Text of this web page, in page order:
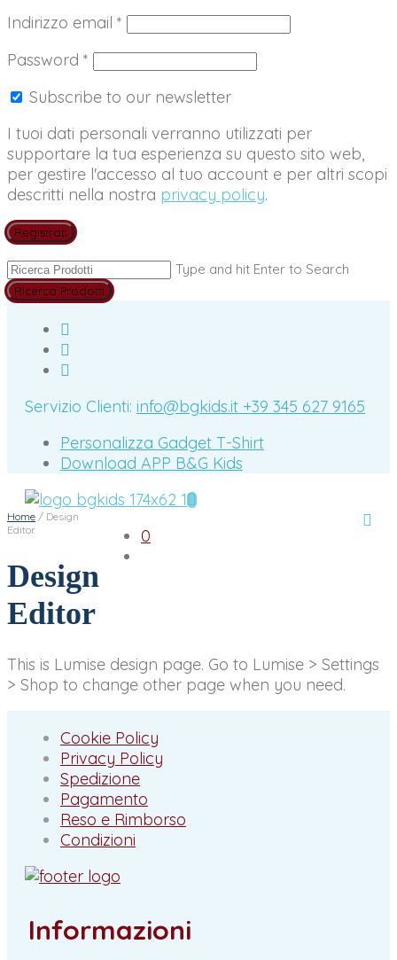
Indirizzo email * Richiesto
Password * Richiesto
Subscribe to our newsletter
I tuoi dati personali verranno utilizzati per
supportare la tua esperienza su questo sito web,
per gestire l'accesso al tuo account e per altri scopi
descritti nella nostra privacy policy.
Registrati
Type and hit Enter to Search
Servizio Clienti: info@bgkids.it +39 345 627 9165
Personalizza Gadget T-Shirt
Download APP B&G Kids
0
Home / Design
Editor
Design
Editor
This is Lumise design page. Go to Lumise > Settings
> Shop to change other page when you need.
Cookie Policy
Privacy Policy
Spedizione
Pagamento
Reso e Rimborso
Condizioni
Informazioni